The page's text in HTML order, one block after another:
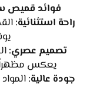
فوائد قميص
راحة استثنائية:
تصميم عصري:
يعكس مظهراً
جودة عالية: